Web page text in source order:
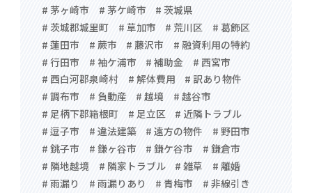
# 茅ヶ崎市
# 茅ケ崎市
# 茨城県
# 茨城郡城里町
# 草加市 # 荒川区
# 葛飾区
# 蓮田市
# 蕨市 # 藤沢市
# 融資利用の特約
# 行田市
# 袖ケ浦市 # 補助金
# 西宮市
# 西白河郡泉崎村
# 解体費用
# 訳あり物件
# 調布市
# 負動産 # 越境
# 越谷市
# 足柄下郡箱根町
# 足立区
# 近隣トラブル
# 逗子市
# 違法建築 # 遠方の物件
# 野田市
# 銚子市
# 鎌ヶ谷市 # 鎌ケ谷市
# 鎌倉市
# 隣地越境
# 隣家トラブル # 雑草
# 離婚
# 雨漏り
# 雨漏りあり # 青梅市
# 非線引き